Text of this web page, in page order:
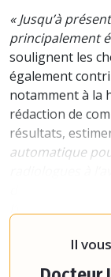
« Jusqu’à
principalement
soulignent les
également
notamment à la
rédaction de
résultats,
automatique
l’image et de la
Il